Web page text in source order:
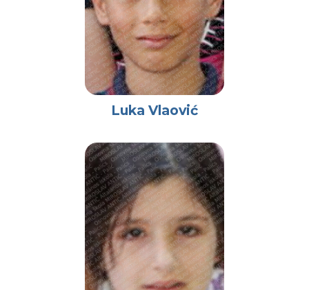
Luka Vlaović